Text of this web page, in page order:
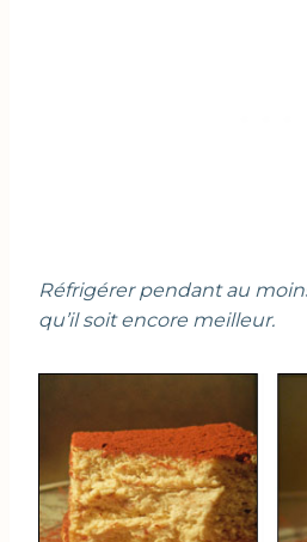
Réfrigérer pendant au
qu’il soit encore meilleur.